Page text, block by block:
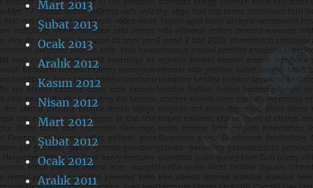
Mart 2013
Şubat 2013
Ocak 2013
Aralık 2012
Kasım 2012
Nisan 2012
Mart 2012
Şubat 2012
Ocak 2012
Aralık 2011